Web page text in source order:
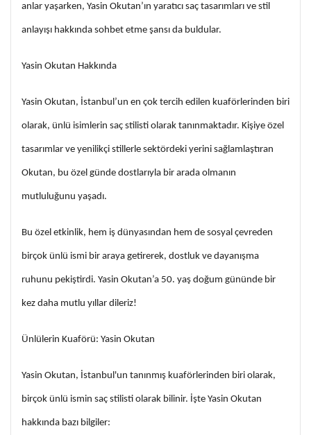
anlar yaşarken, Yasin Okutan’ın yaratıcı saç tasarımları ve stil
anlayışı hakkında sohbet etme şansı da buldular.
Yasin Okutan Hakkında
Yasin Okutan, İstanbul’un en çok tercih edilen kuaförlerinden biri
olarak, ünlü isimlerin saç stilisti olarak tanınmaktadır. Kişiye özel
tasarımlar ve yenilikçi stillerle sektördeki yerini sağlamlaştıran
Okutan, bu özel günde dostlarıyla bir arada olmanın
mutluluğunu yaşadı.
Bu özel etkinlik, hem iş dünyasından hem de sosyal çevreden
birçok ünlü ismi bir araya getirerek, dostluk ve dayanışma
ruhunu pekiştirdi. Yasin Okutan’a 50. yaş doğum gününde bir
kez daha mutlu yıllar dileriz!
Ünlülerin Kuaförü: Yasin Okutan
Yasin Okutan, İstanbul'un tanınmış kuaförlerinden biri olarak,
birçok ünlü ismin saç stilisti olarak bilinir. İşte Yasin Okutan
hakkında bazı bilgiler: